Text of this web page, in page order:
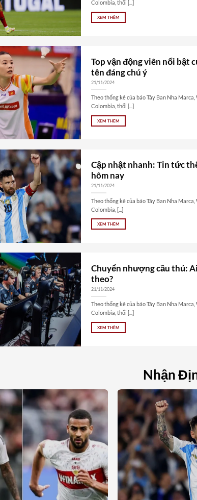
Colombia, thổi [...]
XEM THÊM
Top vận động viên nổi bật
tên đáng chú ý
21/11/2024
Theo thống kê của báo Tây Ban Nha
Colombia, thổi [...]
XEM THÊM
Cập nhật nhanh: Tin tức
hôm nay
21/11/2024
Theo thống kê của báo Tây Ban Nha
Colombia, [...]
XEM THÊM
Chuyển nhượng cầu thủ:
theo?
21/11/2024
Theo thống kê của báo Tây Ban Nha
Colombia, thổi [...]
XEM THÊM
Nhận